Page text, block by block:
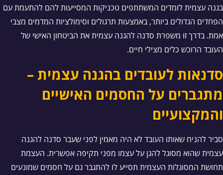
בגנה עצמית לומדים המשתתפים טכניקות המסייעות להם להתעמת עם
הפחדים הגדולים ביותר, באמצעות תרגולים וסימולציות המדמים מצבי
אמת. בדרך זו משפרת סדנה להגנה עצמית את הביטחון האישי של
העובד הרוכש כלים מצילי חיים.
סדנאות לעובדים בהגנה עצמית –
מתגברים על החסמים האישיים
והמקצועיים
סביר להניח שאותו העובד לא היה מאמין לפני שעבר סדנה להגנה
עצמית שהוא מסוגל להגן על עצמו מפני תקיפה אפשרית. העצמת
תחושת המסוגלות העצמית תסייע לו להתגבר גם על חסמים שמונעים